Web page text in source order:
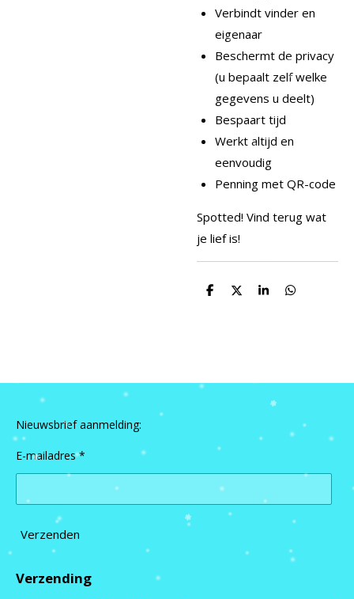
Verbindt vinder en
eigenaar
Beschermt de privacy
(u bepaalt zelf welke
gegevens u deelt)
Bespaart tijd
Werkt altijd en
eenvoudig
Penning met QR-code
Spotted! Vind terug wat
je lief is!
D
D
S
D
Nieuwsbrief aanmelding:
E-mailadres *
Verzenden
Verzending